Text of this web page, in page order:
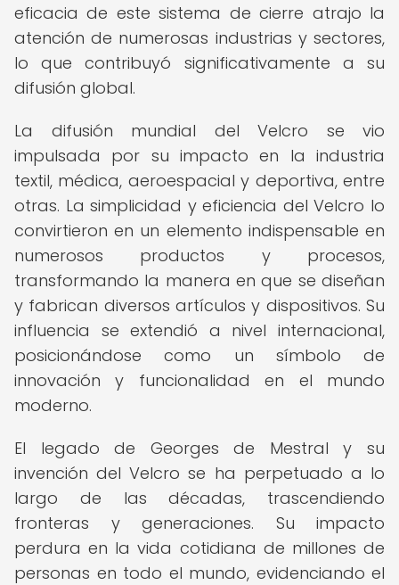
eficacia de este sistema de cierre atrajo la
atención de numerosas industrias y sectores,
lo que contribuyó significativamente a su
difusión global.
La difusión mundial del Velcro se vio
impulsada por su impacto en la industria
textil, médica, aeroespacial y deportiva, entre
otras. La simplicidad y eficiencia del Velcro lo
convirtieron en un elemento indispensable en
numerosos productos y procesos,
transformando la manera en que se diseñan
y fabrican diversos artículos y dispositivos. Su
influencia se extendió a nivel internacional,
posicionándose como un símbolo de
innovación y funcionalidad en el mundo
moderno.
El legado de Georges de Mestral y su
invención del Velcro se ha perpetuado a lo
largo de las décadas, trascendiendo
fronteras y generaciones. Su impacto
perdura en la vida cotidiana de millones de
personas en todo el mundo, evidenciando el